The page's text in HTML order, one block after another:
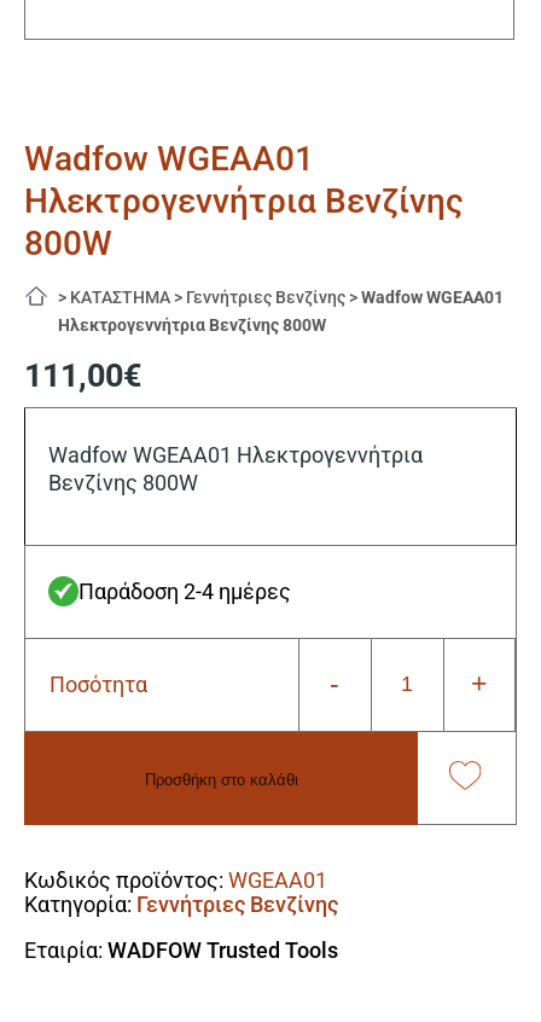
Wadfow WGEAA01
Ηλεκτρογεννήτρια Βενζίνης
800W
> ΚΑΤΑΣΤΗΜΑ > Γεννήτριες Βενζίνης >Wadfow WGEAA01
Ηλεκτρογεννήτρια Βενζίνης 800W
111,00€
Wadfow WGEAA01 Ηλεκτρογεννήτρια
Βενζίνης 800W
Παράδοση 2-4 ημέρες
Ποσότητα -
Wadfow
+
Προσθήκη στο καλάθι
Κωδικός προϊόντος: WGEAA01
Κατηγορία: Γεννήτριες Βενζίνης
Εταιρία: WADFOW Trusted Tools